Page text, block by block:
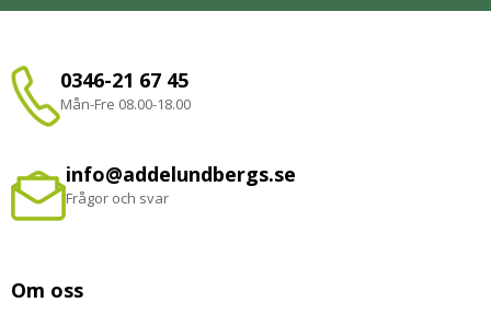
0346-21 67 45
Mån-Fre 08.00-18.00
info@addelundbergs.se
Frågor och svar
Om oss